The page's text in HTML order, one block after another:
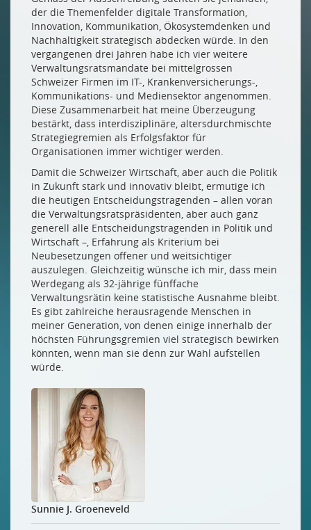
der die Themenfelder digitale Transformation,
Innovation, Kommunikation, Ökosystemdenken und
Nachhaltigkeit strategisch abdecken würde. In den
vergangenen drei Jahren habe ich vier weitere
Verwaltungsratsmandate bei mittelgrossen
Schweizer Firmen im IT-, Krankenversicherungs-,
Kommunikations- und Mediensektor angenommen.
Diese Zusammenarbeit hat meine Überzeugung
bestärkt, dass interdisziplinäre, altersdurchmischte
Strategiegremien als Erfolgsfaktor für
Organisationen immer wichtiger werden.
Damit die Schweizer Wirtschaft, aber auch die Politik
in Zukunft stark und innovativ bleibt, ermutige ich
die heutigen Entscheidungstragenden – allen voran
die Verwaltungsratspräsidenten, aber auch ganz
generell alle Entscheidungstragenden in Politik und
Wirtschaft –, Erfahrung als Kriterium bei
Neubesetzungen offener und weitsichtiger
auszulegen. Gleichzeitig wünsche ich mir, dass mein
Werdegang als 32-jährige fünffache
Verwaltungsrätin keine statistische Ausnahme bleibt.
Es gibt zahlreiche herausragende Menschen in
meiner Generation, von denen einige innerhalb der
höchsten Führungsgremien viel strategisch bewirken
könnten, wenn man sie denn zur Wahl aufstellen
würde.
Sunnie J. Groeneveld